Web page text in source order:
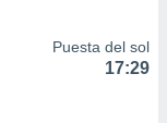
Puesta del sol
17:29